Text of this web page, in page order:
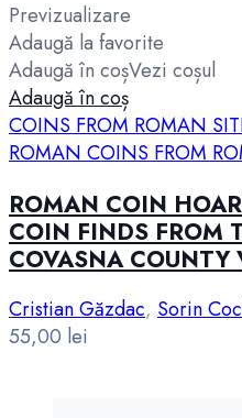
Previzualizare
Adaugă la favorite
Adaugă în coșVezi coșul
Adaugă în coș
COINS FROM ROMAN
ROMAN COINS FROM
ROMAN COIN
COIN FINDS FROM
COVASNA COUNTY
Cristian Găzdac, Sorin
55,00 lei